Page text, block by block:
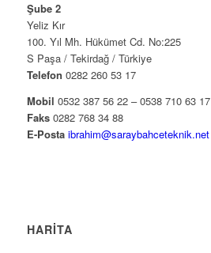
Şube 2
Yeliz Kır
100. Yıl Mh. Hükümet Cd. No:225
S Paşa / Tekirdağ / Türkiye
Telefon 0282 260 53 17
Mobil 0532 387 56 22 – 0538 710 63 17
Faks0282 768 34 88
E-Posta ibrahim@saraybahceteknik.net
HARITA